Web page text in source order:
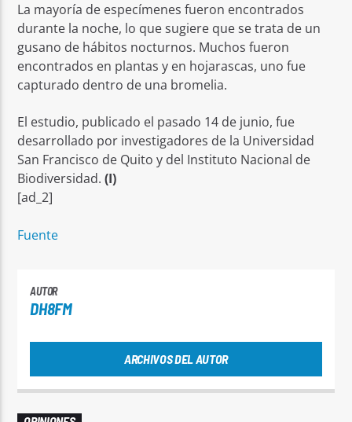
La mayoría de especímenes fueron encontrados
durante la noche, lo que sugiere que se trata de un
gusano de hábitos nocturnos. Muchos fueron
encontrados en plantas y en hojarascas, uno fue
capturado dentro de una bromelia.
El estudio, publicado el pasado 14 de junio, fue
desarrollado por investigadores de la Universidad
San Francisco de Quito y del Instituto Nacional de
Biodiversidad.(I)
[ad_2]
Fuente
AUTOR
DH8FM
ARCHIVOS DEL AUTOR